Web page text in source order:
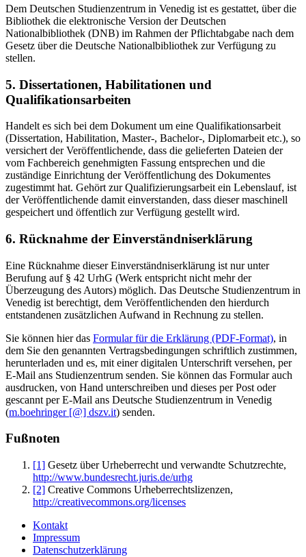
Dem Deutschen Studienzentrum in Venedig ist es gestattet, über die
Bibliothek die elektronische Version der Deutschen
Nationalbibliothek (DNB) im Rahmen der Pflichtabgabe nach dem
Gesetz über die Deutsche Nationalbibliothek zur Verfügung zu
stellen.
5. Dissertationen, Habilitationen und
Qualifikationsarbeiten
Handelt es sich bei dem Dokument um eine Qualifikationsarbeit
(Dissertation, Habilitation, Master-, Bachelor-, Diplomarbeit etc.), so
versichert der Veröffentlichende, dass die gelieferten Dateien der
vom Fachbereich genehmigten Fassung entsprechen und die
zuständige Einrichtung der Veröffentlichung des Dokumentes
zugestimmt hat. Gehört zur Qualifizierungsarbeit ein Lebenslauf, ist
der Veröffentlichende damit einverstanden, dass dieser maschinell
gespeichert und öffentlich zur Verfügung gestellt wird.
6. Rücknahme der Einverständniserklärung
Eine Rücknahme dieser Einverständniserklärung ist nur unter
Berufung auf § 42 UrhG (Werk entspricht nicht mehr der
Überzeugung des Autors) möglich. Das Deutsche Studienzentrum in
Venedig ist berechtigt, dem Veröffentlichenden den hierdurch
entstandenen zusätzlichen Aufwand in Rechnung zu stellen.
Sie können hier das Formular für die Erklärung (PDF-Format), in
dem Sie den genannten Vertragsbedingungen schriftlich zustimmen,
herunterladen und es, mit einer digitalen Unterschrift versehen, per
E-Mail ans Studienzentrum senden. Sie können das Formular auch
ausdrucken, von Hand unterschreiben und dieses per Post oder
gescannt per E-Mail ans Deutsche Studienzentrum in Venedig
(m.boehringer [@] dszv.it) senden.
Fußnoten
[1] Gesetz über Urheberrecht und verwandte Schutzrechte,
http://www.bundesrecht.juris.de/urhg
[2] Creative Commons Urheberrechtslizenzen,
http://creativecommons.org/licenses
Kontakt
Impressum
Datenschutzerklärung